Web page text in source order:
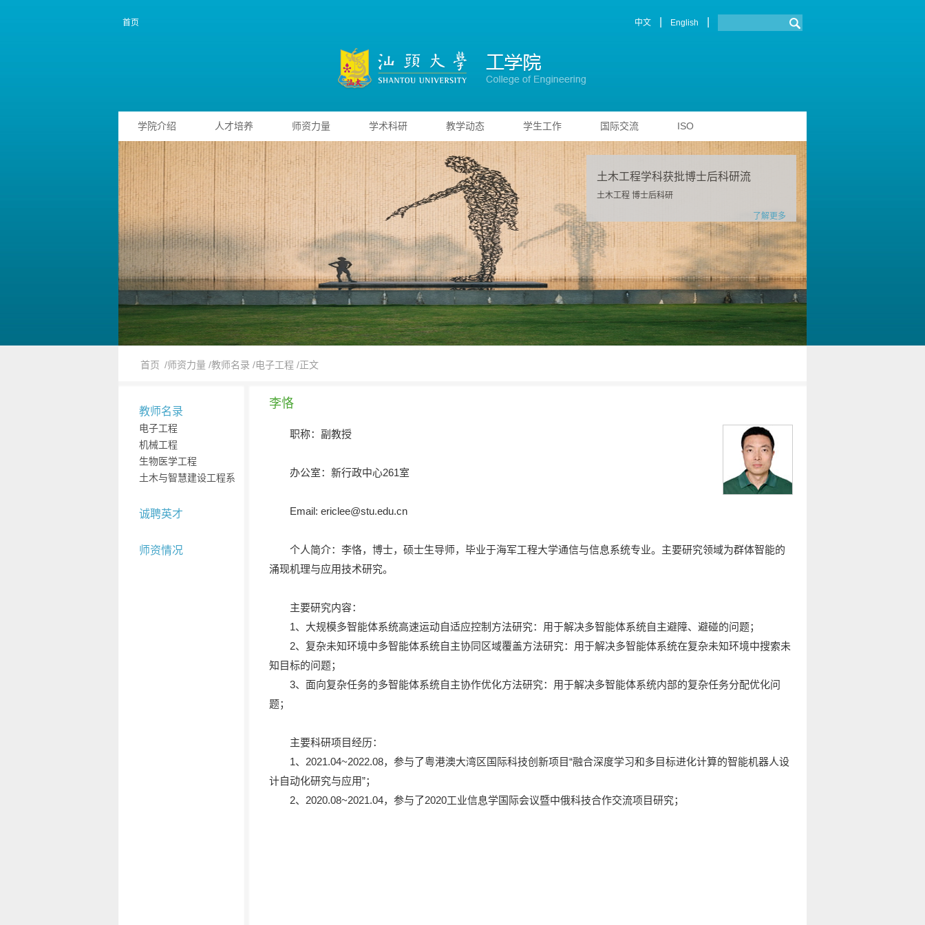
首页 中文 English
学院介绍 人才培养 师资力量 学术科研 教学动态 学生工作 国际交流 ISO
土木工程 博士后科研
首页 /师资力量 /教师名录 /电子工程 /正文
教师名录
电子工程
机械工程
生物医学工程
土木与智慧建设工程系
诚聘英才
师资情况
李恪
职称：副教授
办公室：新行政中心261室
Email: ericlee@stu.edu.cn
个人简介：李恪，博士，硕士生导师，毕业于海军工程大学通信与信息系统专业。主要研究领域为群体智能的
涌现机理与应用技术研究。
主要研究内容：
1、大规模多智能体系统高速运动自适应控制方法研究：用于解决多智能体系统自主避障、避碰的问题；
2、复杂未知环境中多智能体系统自主协同区域覆盖方法研究：用于解决多智能体系统在复杂未知环境中搜索未
知目标的问题；
3、面向复杂任务的多智能体系统自主协作优化方法研究：用于解决多智能体系统内部的复杂任务分配优化问
题；
主要科研项目经历：
1、2021.04~2022.08，参与了粤港澳大湾区国际科技创新项目“融合深度学习和多目标进化计算的智能机器人设
计自动化研究与应用”；
2、2020.08~2021.04，参与了2020工业信息学国际会议暨中俄科技合作交流项目研究；